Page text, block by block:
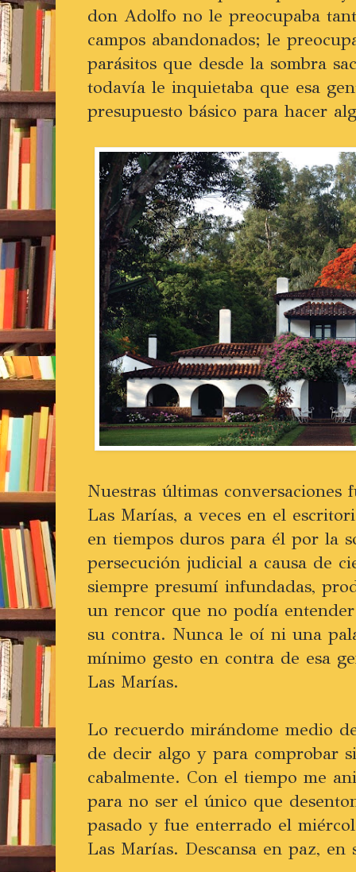
don Adolfo no le preocupaba
campos abandonados; le
parásitos que desde la sombra
todavía le inquietaba que esa
presupuesto básico para hacer
Nuestras últimas
Las Marías, a veces en el
en tiempos duros para él por la
persecución judicial a causa de
siempre presumí infundadas,
un rencor que no podía
su contra. Nunca le oí ni una
mínimo gesto en contra de esa
Las Marías.
Lo recuerdo mirándome medio
de decir algo y para comprobar
cabalmente. Con el tiempo me
para no ser el único que
pasado y fue enterrado el
Las Marías. Descansa en paz, en